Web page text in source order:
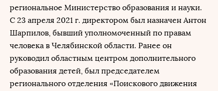
региональное Министерство образования и науки.
С 23 апреля 2021 г. директором был назначен Антон
Шарпилов, бывший уполномоченный по правам
человека в Челябинской области. Ранее он
руководил областным центром дополнительного
образования детей, был председателем
регионального отделения «Поискового движения